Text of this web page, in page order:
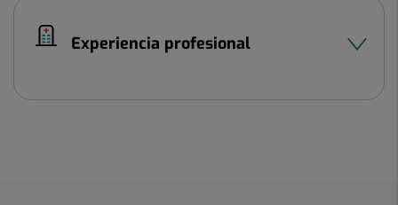
Experiencia profesional